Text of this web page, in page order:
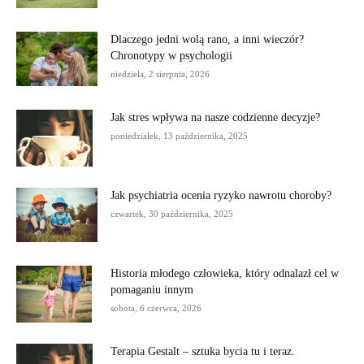
Dlaczego jedni wolą rano, a inni wieczór?
Chronotypy w psychologii
niedziela, 2 sierpnia, 2026
Jak stres wpływa na nasze codzienne decyzje?
poniedziałek, 13 października, 2025
Jak psychiatria ocenia ryzyko nawrotu choroby?
czwartek, 30 października, 2025
Historia młodego człowieka, który odnalazł cel w
pomaganiu innym
sobota, 6 czerwca, 2026
Terapia Gestalt – sztuka bycia tu i teraz.